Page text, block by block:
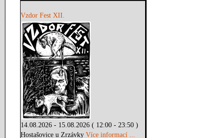
Vzdor Fest XII.
14.08.2026 - 15.08.2026 ( 12:00 - 23:50 )
Hostašovice u ZrzávkyVíce informací ...